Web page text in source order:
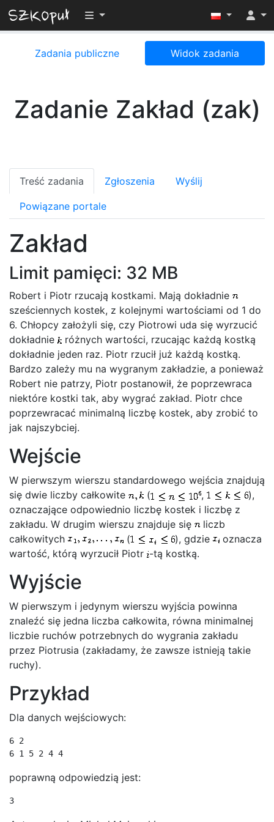
Przełącz widoczność menu
Zadania publiczne Widok zadania
Zadanie Zakład (zak)
Treść zadania Zgłoszenia Wyślij
Powiązane portale
Zakład
Limit pamięci: 32 MB
Robert i Piotr rzucają kostkami. Mają dokładnie
sześciennych kostek, z kolejnymi wartościami od 1 do
6. Chłopcy założyli się, czy Piotrowi uda się wyrzucić
dokładnie
różnych wartości, rzucając każdą kostką
dokładnie jeden raz. Piotr rzucił już każdą kostką.
Bardzo zależy mu na wygranym zakładzie, a ponieważ
Robert nie patrzy, Piotr postanowił, że poprzewraca
niektóre kostki tak, aby wygrać zakład. Piotr chce
poprzewracać minimalną liczbę kostek, aby zrobić to
jak najszybciej.
Wejście
W pierwszym wierszu standardowego wejścia znajdują
się dwie liczby całkowite
( ,
),
oznaczające odpowiednio liczbę kostek i liczbę z
zakładu. W drugim wierszu znajduje się
liczb
całkowitych
( ), gdzie
oznacza
wartość, którą wyrzucił Piotr -tą kostką.
Wyjście
W pierwszym i jedynym wierszu wyjścia powinna
znaleźć się jedna liczba całkowita, równa minimalnej
liczbie ruchów potrzebnych do wygrania zakładu
przez Piotrusia (zakładamy, że zawsze istnieją takie
ruchy).
Przykład
Dla danych wejściowych:
6 2
poprawną odpowiedzią jest: